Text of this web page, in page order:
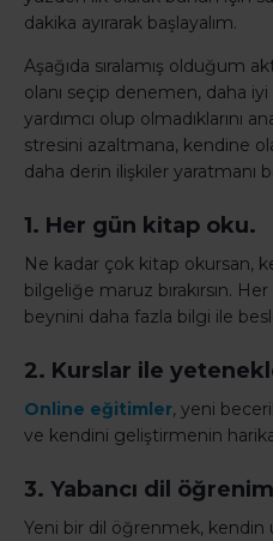
dakika ayırarak başlayalım.
Aşağıda sıralamış olduğum
olanı seçip denemen, daha iyi
yardımcı olup olmadıklarını
stresini azaltmana, kendine
daha derin ilişkiler yaratmanı
1. Her gün kitap oku.
Ne kadar çok kitap okursan,
bilgeliğe maruz bırakırsın.
beynini daha fazla bilgi ile
2. Kurslar ile
Online eğitimler, yeni
ve kendini geliştirmenin
3. Yabancı dil
Yeni bir dil öğrenmek, kendin